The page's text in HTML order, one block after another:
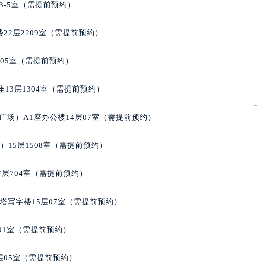
后服务中心（需提前预约）
务中心（需提前预约）
务中心（需提前预约）
务中心（需提前预约）
交汇处萧邦售后服务中心（需提前预约）
售后服务中心（需提前预约）
中心（需提前预约）
中心（需提前预约）
中心（需提前预约）
务中心（需提前预约）
5室（需提前预约）
层2209室（需提前预约）
室（需提前预约）
层1304室（需提前预约）
场）A1座办公楼14层07室（需提前预约）
15层1508室（需提前预约）
704室（需提前预约）
写字楼15层07室（需提前预约）
室（需提前预约）
室（需提前预约）